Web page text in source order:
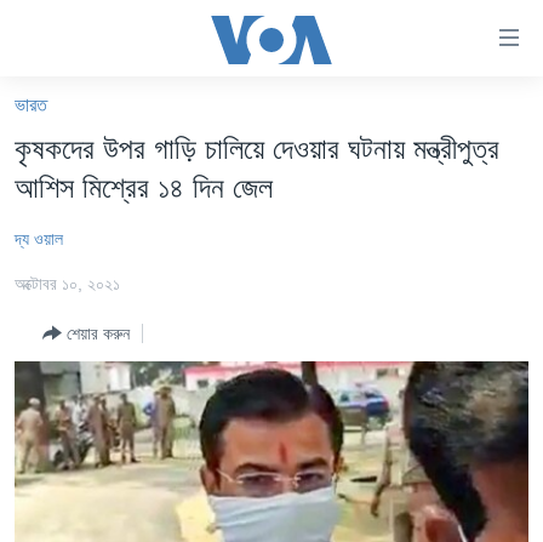
যান।
প্রধান
যান
যান
বাংলাদেশ
ভারত
দক্ষিণ-এশিয়া
সম্পাদকীয়
টেলিভিশন
ভারত
কৃষকদের উপর গাড়ি চালিয়ে দেওয়ার ঘটনায় মন্ত্রীপুত্র
আশিস মিশ্রের ১৪ দিন জেল
দ্য ওয়াল
অক্টোবর ১০, ২০২১
শেয়ার করুন